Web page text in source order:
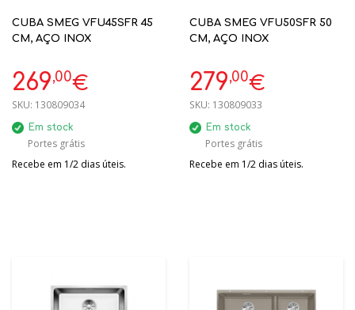
CUBA SMEG VFU45SFR 45
CM, AÇO INOX
269,00€
SKU: 130809034
Em stock
Portes grátis
Recebe em 1/2 dias úteis.
CUBA SMEG VFU50SFR 50
CM, AÇO INOX
279,00€
SKU: 130809033
Em stock
Portes grátis
Recebe em 1/2 dias úteis.